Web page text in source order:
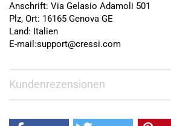
Anschrift: Via Gelasio Adamoli 501
Plz, Ort: 16165 Genova GE
Land: Italien
E-mail:support@cressi.com
Kundenrezensionen